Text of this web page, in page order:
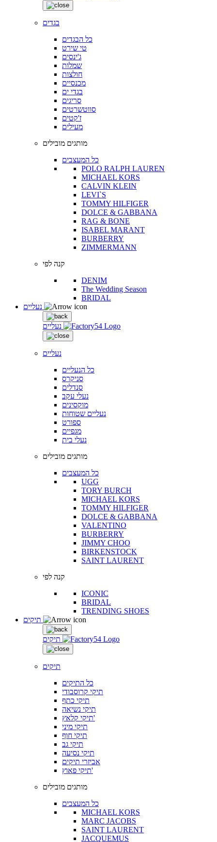
בגדים
כל הבגדים
טי שירט
ג'ינסים
שמלות
חולצות
מכנסיים
בגדי ים
סריגים
סווטשרטים
ז'קטים
מעילים
מותגים מובילים
כל המעצבים
POLO RALPH LAUREN
MICHAEL KORS
CALVIN KLEIN
LEVI`S
TOMMY HILFIGER
DOLCE & GABBANA
RAG & BONE
ISABEL MARANT
BURBERRY
ZIMMERMANN
קנה לפי
DENIM
The Wedding Season
BRIDAL
נעליים
נעליים
כל הנעליים
סניקרס
סנדלים
נעלי עקב
מוקסינים
נעליים שטוחות
ספורט
מגפיים
נעלי בית
מותגים מובילים
כל המעצבים
UGG
TORY BURCH
MICHAEL KORS
TOMMY HILFIGER
DOLCE & GABBANA
VALENTINO
BURBERRY
JIMMY CHOO
BIRKENSTOCK
SAINT LAURENT
קנה לפי
ICONIC
BRIDAL
TRENDING SHOES
תיקים
תיקים
כל התיקים
תיקי קרוסבודי
תיקי כתף
תיקי נשיאה
תיקי קלאץ'
תיקי מיני
תיקי חוף
תיקי גב
תיקי נסיעה
אביזרי תיקים
תיקי פאוץ'
מותגים מובילים
כל המעצבים
MICHAEL KORS
MARC JACOBS
SAINT LAURENT
JACQUEMUS